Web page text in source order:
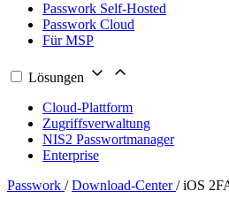
Passwork Self-Hosted
Passwork Cloud
Für MSP
Lösungen
Cloud-Plattform
Zugriffsverwaltung
NIS2 Passwortmanager
Enterprise
Passwork / Download-Center/ iOS